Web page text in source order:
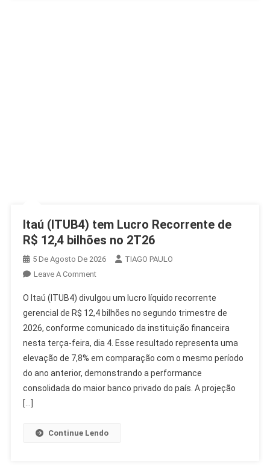
Itaú (ITUB4) tem Lucro Recorrente de
R$ 12,4 bilhões no 2T26
5 De Agosto De 2026
TIAGO PAULO
Leave A CommentOn
(ITUB4)
Tem
Lucro
Recorrente
De
R$
12,4
O Itaú (ITUB4) divulgou um lucro líquido recorrente
gerencial de R$ 12,4 bilhões no segundo trimestre de
2026, conforme comunicado da instituição financeira
nesta terça-feira, dia 4. Esse resultado representa uma
elevação de 7,8% em comparação com o mesmo período
do ano anterior, demonstrando a performance
consolidada do maior banco privado do país. A projeção
[…]
Continue Lendo